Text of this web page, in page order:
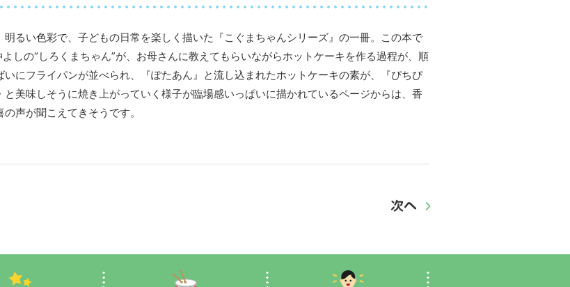
るい色彩で、子どもの日常を楽しく描いた『こぐまちゃんシリーズ』の一冊。この本で
しの“しろくまちゃん”が、お母さんに教えてもらいながらホットケーキを作る過程が、順
にフライパンが並べられ、『ぽたあん』と流し込まれたホットケーキの素が、『ぴちぴ
美味しそうに焼き上がっていく様子が臨場感いっぱいに描かれているページからは、香
声が聞こえてきそうです。
次へ